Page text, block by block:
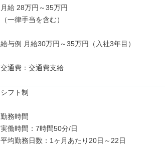
月給 28万円～35万円
（一律手当を含む）
給与例 月給30万円～35万円（入社3年目）
交通費：交通費支給
シフト制
勤務時間
実働時間：7時間50分/日
平均勤務日数：1ヶ月あたり20日～22日